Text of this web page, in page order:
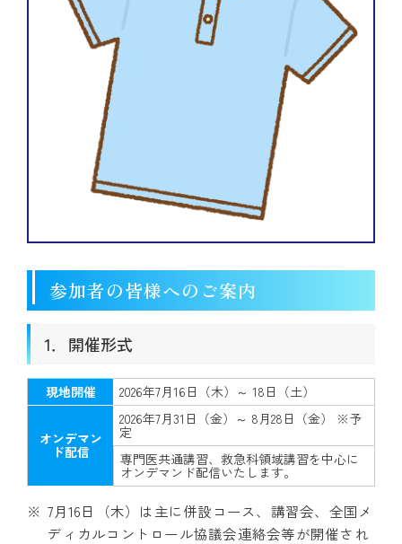
参加者の皆様へのご案内
1．開催形式
現地開催 2026年7月16日（木）～ 18日（土）
オンデマン
ド配信
2026年7月31日（金）～ 8月28日（金） ※予
定
専門医共通講習、救急科領域講習を中心に
オンデマンド配信いたします。
7月16日（木）は主に併設コース、講習会、全国メ
ディカルコントロール協議会連絡会等が開催され